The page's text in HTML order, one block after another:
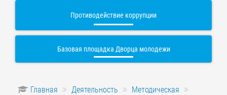
Противодействие коррупции
Базовая площадка Дворца молодежи
Главная Деятельность
Методическая